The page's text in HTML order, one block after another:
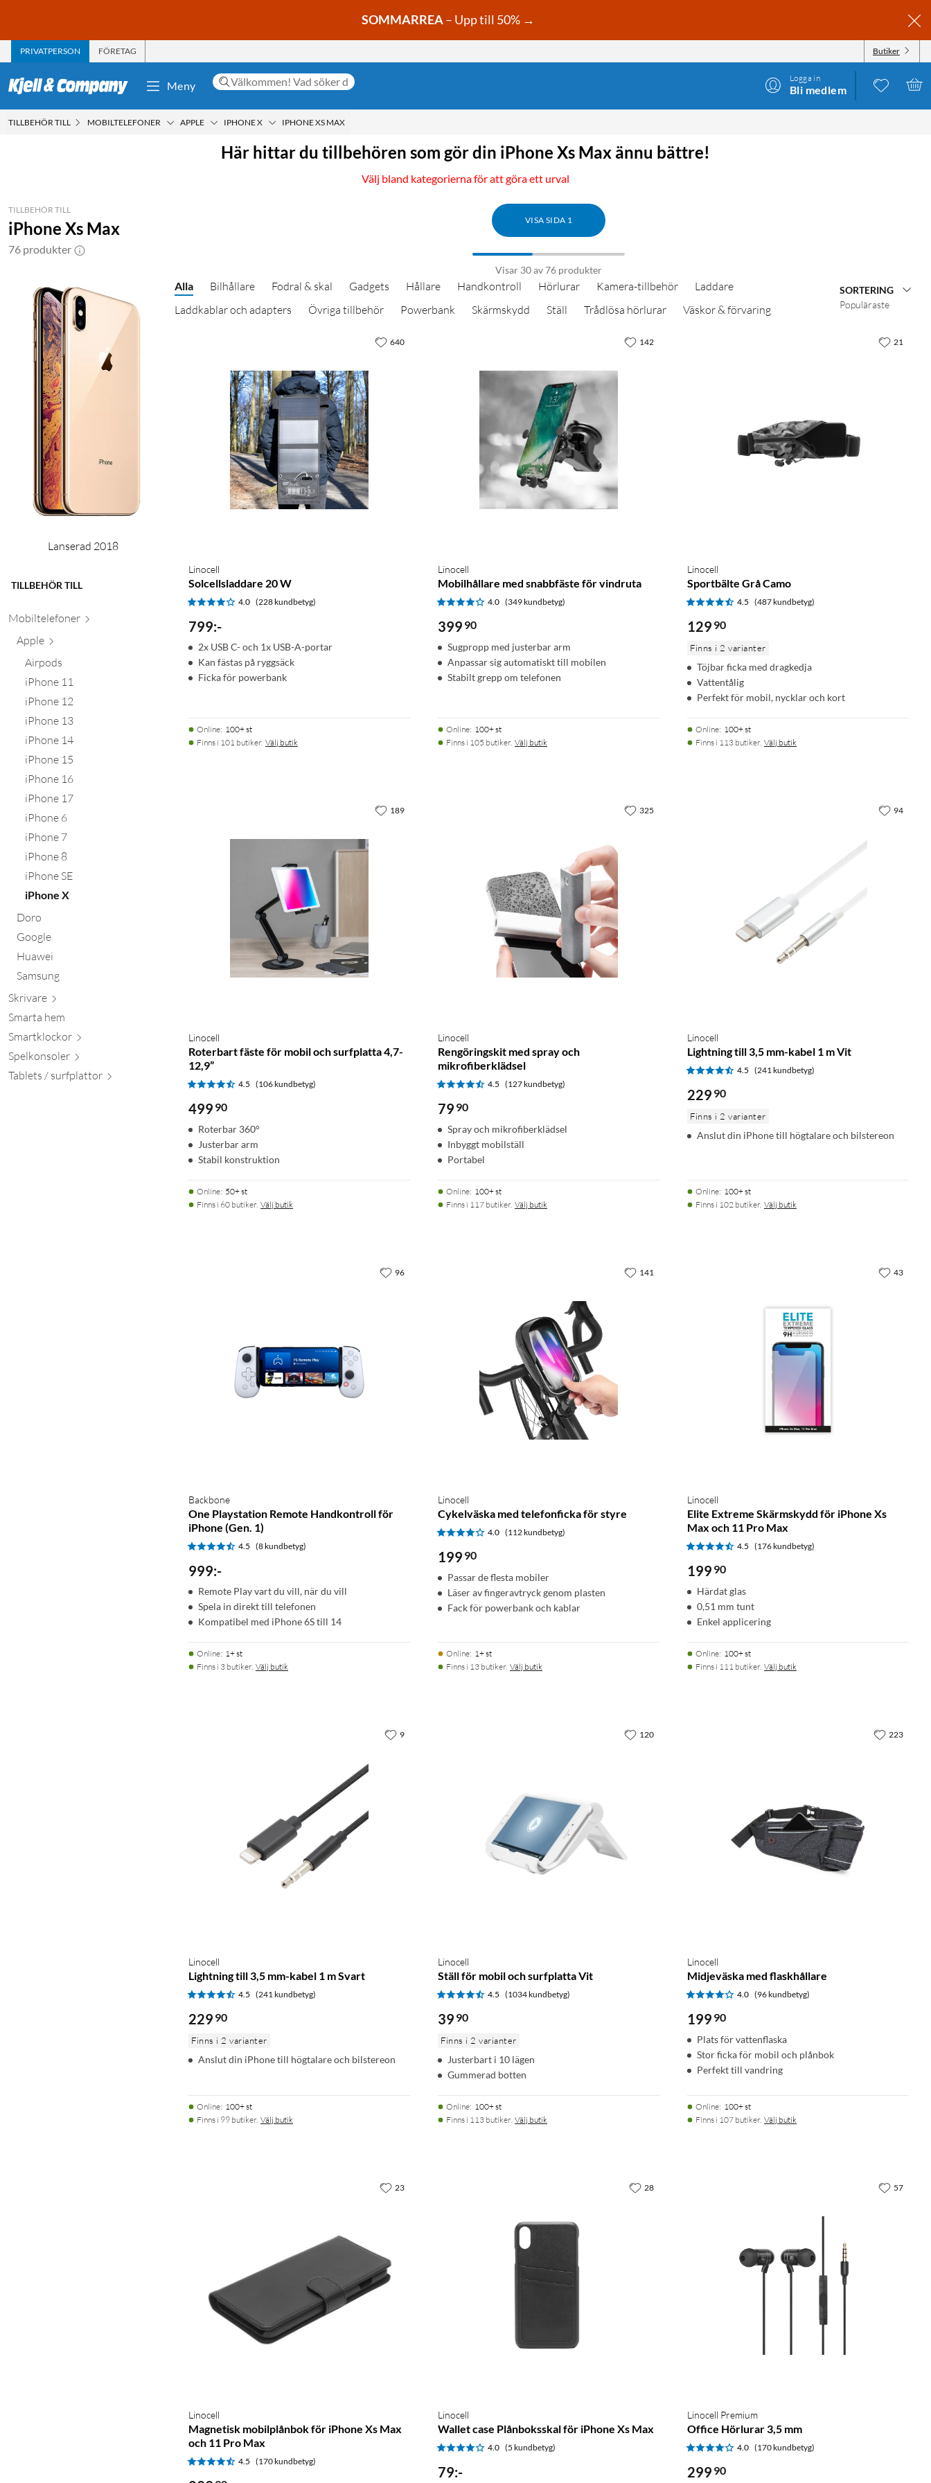
SOMMARREA– Upp till 50% →
PRIVATPERSON FÖRETAG Butiker
Meny
Logga in
Bli medlem
TILLBEHÖR TILL MOBILTELEFONER APPLE IPHONE X IPHONE XS MAX
Här hittar du tillbehören som gör din iPhone Xs Max ännu bättre!
Välj bland kategorierna för att göra ett urval
TILLBEHÖR TILL
iPhone Xs Max
76 produkter
Lanserad 2018
TILLBEHÖR TILL
Mobiltelefoner
Apple
Airpods
iPhone 11
iPhone 12
iPhone 13
iPhone 14
iPhone 15
iPhone 16
iPhone 17
iPhone 6
iPhone 7
iPhone 8
iPhone SE
iPhone X
Doro
Google
Huawei
Samsung
Skrivare
Smarta hem
Smartklockor
Spelkonsoler
Tablets / surfplattor
Alla Bilhållare Fodral & skal Gadgets Hållare Handkontroll Hörlurar Kamera-tillbehör
Laddare
Laddkablar och adapters
Övriga tillbehör Powerbank Skärmskydd Ställ Trådlösa hörlurar Väskor & förvaring
SORTERING
Populäraste
VISA SIDA 1
Visar 30 av 76 produkter
Linocell
Solcellsladdare 20 W
4.0 (228 kundbetyg)
799:-
2x USB C- och 1x USB-A-portar
Kan fästas på ryggsäck
Ficka för powerbank
Online: 100+ st
Finns i 101 butiker. Välj butik
640
Linocell
Mobilhållare med snabbfäste för vindruta
4.0 (349 kundbetyg)
399 90
Sugpropp med justerbar arm
Anpassar sig automatiskt till mobilen
Stabilt grepp om telefonen
Online: 100+ st
Finns i 105 butiker. Välj butik
142
Linocell
Sportbälte Grå Camo
4.5 (487 kundbetyg)
129 90
Finns i 2 varianter
Töjbar ficka med dragkedja
Vattentålig
Perfekt för mobil, nycklar och kort
Online: 100+ st
Finns i 113 butiker. Välj butik
21
Linocell
Roterbart fäste för mobil och surfplatta 4,7-
12,9”
4.5 (106 kundbetyg)
499 90
Roterbar 360°
Justerbar arm
Stabil konstruktion
Online: 50+ st
Finns i 60 butiker. Välj butik
189
Linocell
Rengöringskit med spray och
mikrofiberklädsel
4.5 (127 kundbetyg)
79 90
Spray och mikrofiberklädsel
Inbyggt mobilställ
Portabel
Online: 100+ st
Finns i 117 butiker. Välj butik
325
Linocell
Lightning till 3,5 mm-kabel 1 m Vit
4.5 (241 kundbetyg)
229 90
Finns i 2 varianter
Anslut din iPhone till högtalare och bilstereon
Online: 100+ st
Finns i 102 butiker. Välj butik
94
Backbone
One Playstation Remote Handkontroll för
iPhone (Gen. 1)
4.5 (8 kundbetyg)
999:-
Remote Play vart du vill, när du vill
Spela in direkt till telefonen
Kompatibel med iPhone 6S till 14
Online: 1+ st
Finns i 3 butiker. Välj butik
96
Linocell
Cykelväska med telefonficka för styre
4.0 (112 kundbetyg)
199 90
Passar de flesta mobiler
Läser av fingeravtryck genom plasten
Fack för powerbank och kablar
Online: 1+ st
Finns i 13 butiker. Välj butik
141
Linocell
Elite Extreme Skärmskydd för iPhone Xs
Max och 11 Pro Max
4.5 (176 kundbetyg)
199 90
Härdat glas
0,51 mm tunt
Enkel applicering
Online: 100+ st
Finns i 111 butiker. Välj butik
43
Linocell
Lightning till 3,5 mm-kabel 1 m Svart
4.5 (241 kundbetyg)
229 90
Finns i 2 varianter
Anslut din iPhone till högtalare och bilstereon
Online: 100+ st
Finns i 99 butiker. Välj butik
9
Linocell
Ställ för mobil och surfplatta Vit
4.5 (1034 kundbetyg)
39 90
Finns i 2 varianter
Justerbart i 10 lägen
Gummerad botten
Online: 100+ st
Finns i 113 butiker. Välj butik
120
Linocell
Midjeväska med flaskhållare
4.0 (96 kundbetyg)
199 90
Plats för vattenflaska
Stor ficka för mobil och plånbok
Perfekt till vandring
Online: 100+ st
Finns i 107 butiker. Välj butik
223
Linocell
Magnetisk mobilplånbok för iPhone Xs Max
och 11 Pro Max
4.5 (170 kundbetyg)
23
Linocell
Wallet case Plånboksskal för iPhone Xs Max
4.0 (5 kundbetyg)
79:-
28
Linocell Premium
Office Hörlurar 3,5 mm
4.0 (170 kundbetyg)
299 90
57